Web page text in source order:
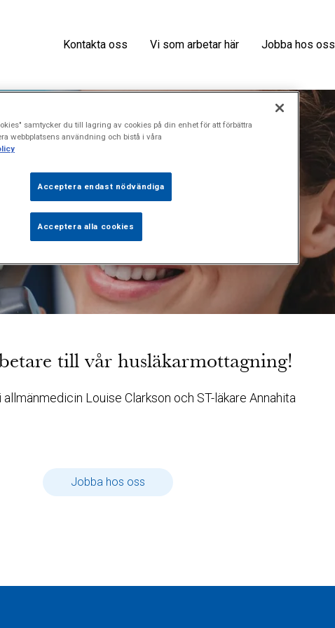
Kontakta oss Vi som arbetar här Jobba hos oss
till vår husläkarmottagning!
Louise Clarkson och ST-läkare Annahita
Jobba hos oss
samtycker du till lagring av cookies på din enhet för att förbättra
webbplatsens användning och bistå i våra
Acceptera endast nödvändiga
Acceptera alla cookies